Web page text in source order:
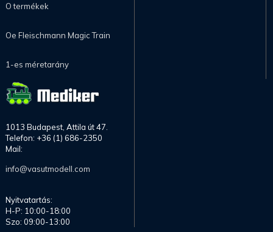
O termékek
Oe Fleischmann Magic Train
1-es méretarány
1013 Budapest, Attila út 47.
Telefon: +36 (1) 686-2350
Mail:
info@vasutmodell.com
Nyitvatartás:
H-P: 10:00-18:00
Szo: 09:00-13:00